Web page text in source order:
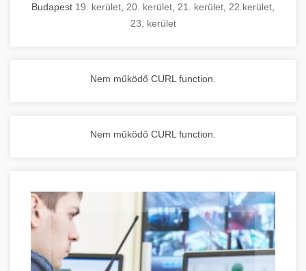
Budapest 19. kerület 20. kerület 21. kerület 22.kerület
23. kerület
Nem működő CURL function.
Nem működő CURL function.